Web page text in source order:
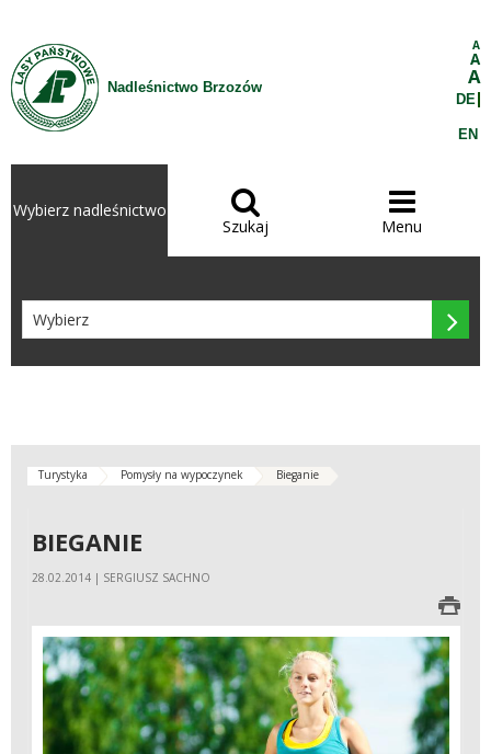
Nadleśnictwo Brzozów
A
A
A
DE
EN
Wybierz nadleśnictwo 
Szukaj

Menu

Turystyka Pomysły na wypoczynek Bieganie
BIEGANIE
28.02.2014 | SERGIUSZ SACHNO